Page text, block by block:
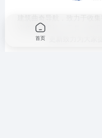
建筑曲奇导航
，致力于收
业必备的设计、工具、资
更新致力为大家
首页